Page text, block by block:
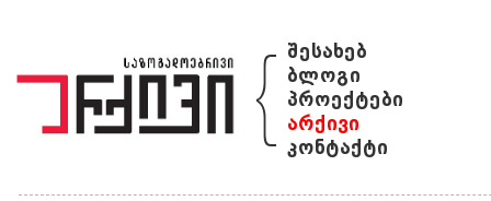
{ შესახებ
ბლოგი
პროექტები
არქივი
კონტაქტი